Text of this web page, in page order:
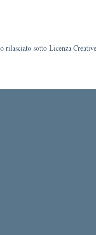
rilasciato sotto Licenza